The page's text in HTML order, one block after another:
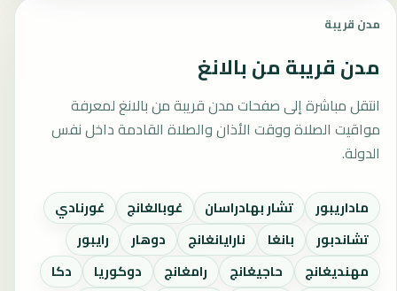
مدن قريبة
مدن قريبة من بالانغ
انتقل مباشرة إلى صفحات مدن قريبة من بالانغ لمعرفة
مواقيت الصلاة ووقت الأذان والصلاة القادمة داخل نفس
الدولة.
ماداريبور تشار بهادراسان غوبالغانج
غورنادي
تشاندبور
بانغا نارايانغانج دوهار
رايبور
مهنديغانج
حاجيغانج رامغانج دوكوريا
دكا